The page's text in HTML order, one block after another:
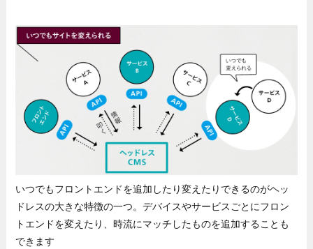
いつでもフロントエンドを追加したり変えたりできるのがヘッ
ドレスの大きな特徴の一つ。デバイスやサービスごとにフロン
トエンドを変えたり、時流にマッチしたものを追加することも
できます